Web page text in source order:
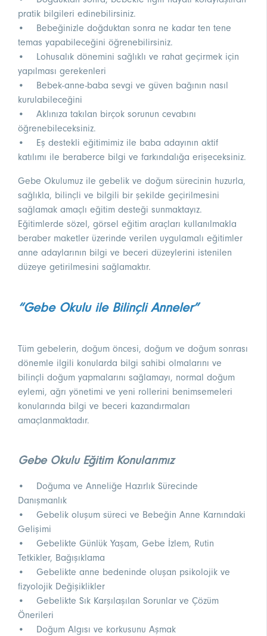
pratik bilgileri edinebilirsiniz.
• Bebeğinizle doğduktan sonra ne kadar ten tene
temas yapabileceğini öğrenebilirsiniz.
• Lohusalık dönemini sağlıklı ve rahat geçirmek için
yapılması gerekenleri
• Bebek-anne-baba sevgi ve güven bağının nasıl
kurulabileceğini
• Aklınıza takılan birçok sorunun cevabını
öğrenebileceksiniz.
• Eş destekli eğitimimiz ile baba adayının aktif
katılımı ile beraberce bilgi ve farkındalığa erişeceksiniz.
Gebe Okulumuz ile gebelik ve doğum sürecinin huzurla,
sağlıkla, bilinçli ve bilgili bir şekilde geçirilmesini
sağlamak amaçlı eğitim desteği sunmaktayız.
Eğitimlerde sözel, görsel eğitim araçları kullanılmakla
beraber maketler üzerinde verilen uygulamalı eğitimler
anne adaylarının bilgi ve beceri düzeylerini istenilen
düzeye getirilmesini sağlamaktır.
“Gebe Okulu ile Bilinçli Anneler”
Tüm gebelerin, doğum öncesi, doğum ve doğum sonrası
dönemle ilgili konularda bilgi sahibi olmalarını ve
bilinçli doğum yapmalarını sağlamayı, normal doğum
eylemi, ağrı yönetimi ve yeni rollerini benimsemeleri
konularında bilgi ve beceri kazandırmaları
amaçlanmaktadır.
Gebe Okulu Eğitim Konularımız
• Doğuma ve Anneliğe Hazırlık Sürecinde
Danışmanlık
• Gebelik oluşum süreci ve Bebeğin Anne Karnındaki
Gelişimi
• Gebelikte Günlük Yaşam, Gebe İzlem, Rutin
Tetkikler, Bağışıklama
• Gebelikte anne bedeninde oluşan psikolojik ve
fizyolojik Değişiklikler
• Gebelikte Sık Karşılaşılan Sorunlar ve Çözüm
Önerileri
• Doğum Algısı ve korkusunu Aşmak